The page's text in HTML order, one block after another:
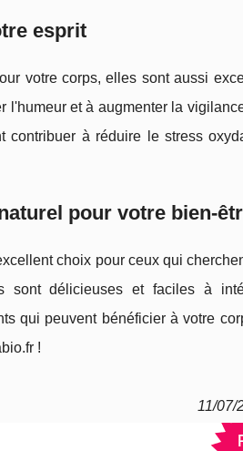
esprit
votre corps, elles sont aussi
et à augmenter la
contribuer à réduire le stress
pour votre bien-
choix pour ceux qui
sont délicieuses et faciles à
qui peuvent bénéficier à votre
!
11/07/